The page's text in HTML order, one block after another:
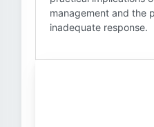
management and the
inadequate response.